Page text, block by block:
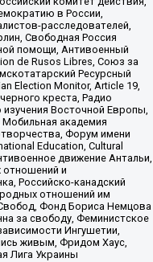
в России,
расследователей,
Свободная Россия
помощи, Антивоенный
de Rusos Libres, Союз за
Ресурсный
Election Monitor, Article 19,
креста, Радио
Восточной Европы,
академия
Форум имени
Education, Cultural
движение Антальи,
и
Российско-канадский
отношений им
Фонд Бориса Немцова
за свободу, Феминистское
Ингушетии,
живым, Фридом Хаус,
Лига Украины